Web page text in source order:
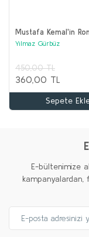
Mustafa Kemal'in
Yılmaz Gürbüz
450,00 TL
360,00 TL
Sepete
E-bültenimize